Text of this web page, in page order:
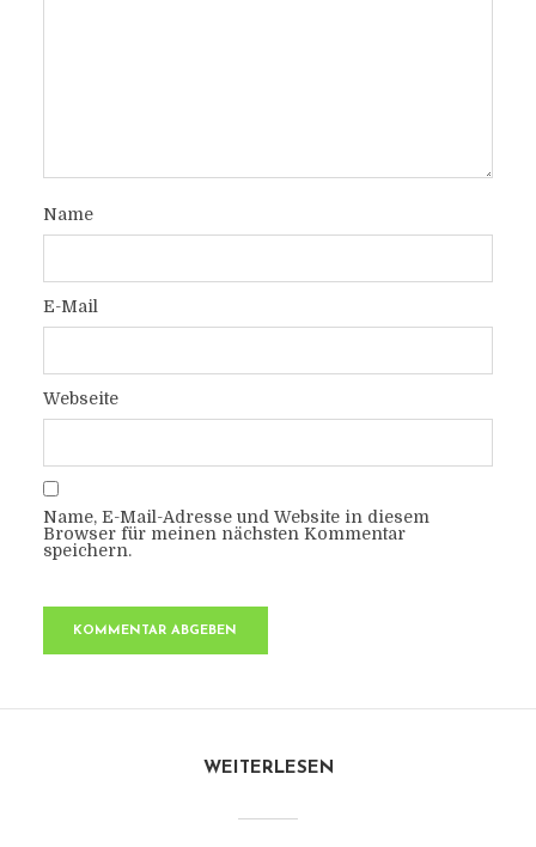
Name
E-Mail
Webseite
Name, E-Mail-Adresse und Website in diesem
Browser für meinen nächsten Kommentar
speichern.
WEITERLESEN